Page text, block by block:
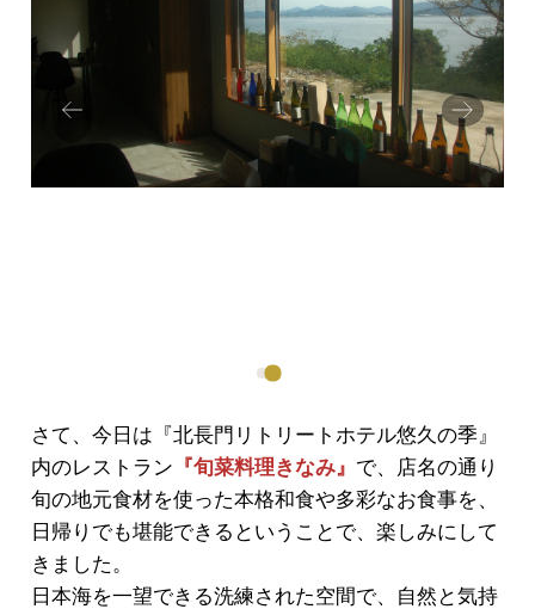
Next
さて、今日は『北長門リトリートホテル悠久の季』
内のレストラン 『旬菜料理きなみ』 で、店名の通り
旬の地元食材を使った本格和食や多彩なお食事を、
日帰りでも堪能できるということで、楽しみにして
きました。
日本海を一望できる洗練された空間で、自然と気持